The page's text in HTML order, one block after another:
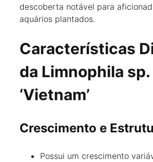
descoberta notável para
aquários plantados.
Características
da Limnophila sp.
‘Vietnam’
Crescimento e
Possui um crescimento